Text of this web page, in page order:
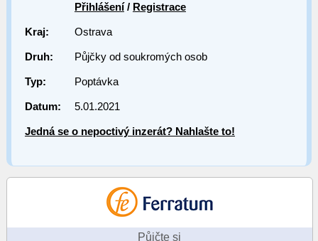
Přihlášení/ Registrace
Kraj: Ostrava
Druh: Půjčky od soukromých osob
Typ: Poptávka
Datum: 5.01.2021
Jedná se o nepoctivý inzerát? Nahlašte to!
Půjčte si